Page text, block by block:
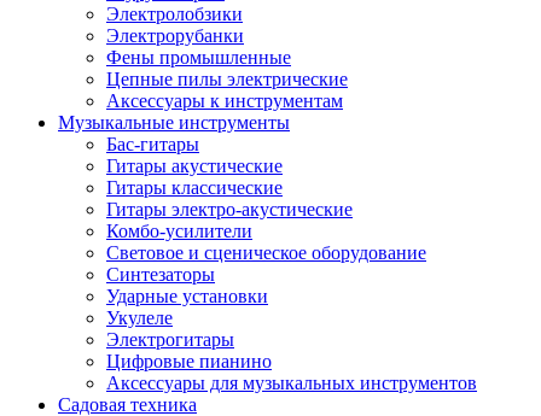
Электролобзики
Электрорубанки
Фены промышленные
Цепные пилы электрические
Аксессуары к инструментам
Музыкальные инструменты
Бас-гитары
Гитары акустические
Гитары классические
Гитары электро-акустические
Комбо-усилители
Световое и сценическое оборудование
Синтезаторы
Ударные установки
Укулеле
Электрогитары
Цифровые пианино
Аксессуары для музыкальных инструментов
Садовая техника